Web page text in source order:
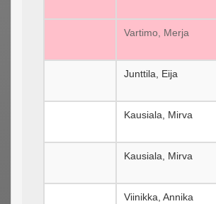
Vartimo, Merja
Junttila, Eija
Kausiala, Mirva
Kausiala, Mirva
Viinikka, Annika